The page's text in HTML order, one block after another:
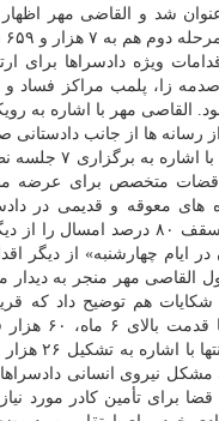
عنوان شد و القاضی مهر
اقدامات ویژه دادسراها
زا، پلمب مراکز فساد و
القاصی مهر با اشاره به
شعبه تخصصی که در شورای
قضات متخصص برای
های معوقه و قدیمی در
دادسراها برای فوریت های قضائی و افزایش استفاده از
چهارشنبه» از دیگر
موجودی در دادسرا
روزرسانی پرونده
۵ هزار فقره آنها به دادسرا، به مشکل
قضا برای تأمین کادر